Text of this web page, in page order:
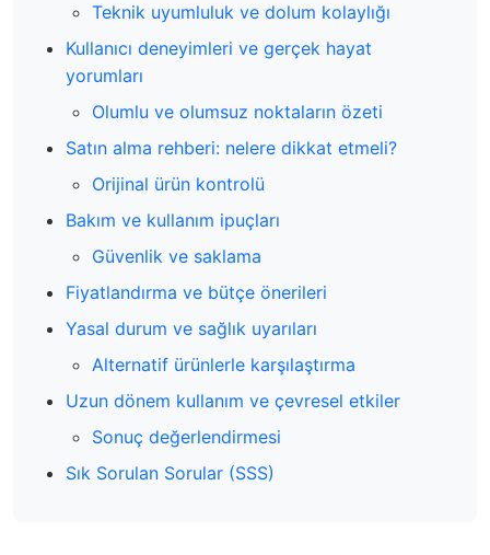
Teknik uyumluluk ve dolum kolaylığı
Kullanıcı deneyimleri ve gerçek hayat
yorumları
Olumlu ve olumsuz noktaların özeti
Satın alma rehberi: nelere dikkat etmeli?
Orijinal ürün kontrolü
Bakım ve kullanım ipuçları
Güvenlik ve saklama
Fiyatlandırma ve bütçe önerileri
Yasal durum ve sağlık uyarıları
Alternatif ürünlerle karşılaştırma
Uzun dönem kullanım ve çevresel etkiler
Sonuç değerlendirmesi
Sık Sorulan Sorular (SSS)